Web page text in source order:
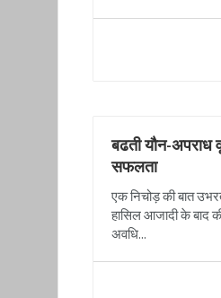
बढती यौन-अपराध
सफलता
एक निचोड़ की बात
हासिल आजादी के बाद
अवधि...